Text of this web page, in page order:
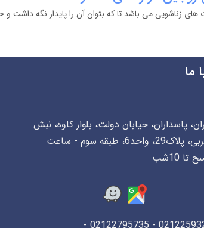
های زناشویی می باشد تا که بتوان آن را پایدار نگه داشت
ما
پاسداران، خیابان دولت، بلوار کاوه، نبش
اخلاقی غربی، پلاک29، واحد6، طبقه سوم - ساعت